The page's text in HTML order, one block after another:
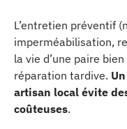
L’entretien préventif
imperméabilisation,
la vie d’une paire
réparation tardive.
artisan local évite
coûteuses.